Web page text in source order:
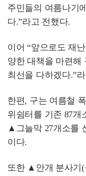
주민들의 여름나기
다.”라고 전했다.
이어 “앞으로도 재
양한 대책을 마련해
최선을 다하겠다.”
한편, 구는 여름철
위쉼터를 기존 87개
▲그늘막 27개소를
이다.
또한 ▲안개 분사기